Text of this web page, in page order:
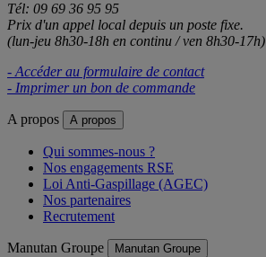
Tél: 09 69 36 95 95
Prix d'un appel local depuis un poste fixe.
(lun-jeu 8h30-18h en continu / ven 8h30-17h)
- Accéder au formulaire de contact
- Imprimer un bon de commande
A propos A propos
Qui sommes-nous ?
Nos engagements RSE
Loi Anti-Gaspillage (AGEC)
Nos partenaires
Recrutement
Manutan Groupe Manutan Groupe